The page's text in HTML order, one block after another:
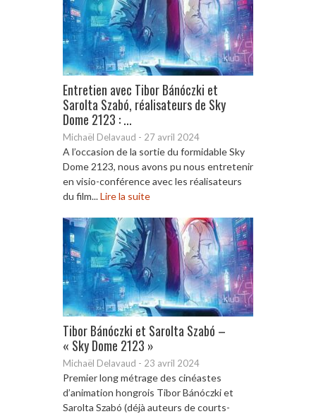
Entretien avec Tibor Bánóczki et
Sarolta Szabó, réalisateurs de Sky
Dome 2123 : ...
Michaël Delavaud - 27 avril 2024
A l’occasion de la sortie du formidable Sky
Dome 2123, nous avons pu nous entretenir
en visio-conférence avec les réalisateurs
du film...Lire la suite
Tibor Bánóczki et Sarolta Szabó –
« Sky Dome 2123 »
Michaël Delavaud - 23 avril 2024
Premier long métrage des cinéastes
d’animation hongrois Tibor Bánóczki et
Sarolta Szabó (déjà auteurs de courts-